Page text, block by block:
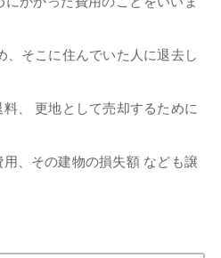
、そこに住んでいた人に退去し
、 更地として売却するために
、その建物の損失額 なども譲